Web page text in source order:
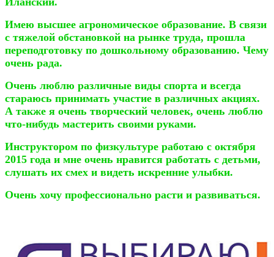
Имею высшее агрономическое образование. В связи
с тяжелой обстановкой на рынке труда, прошла
переподготовку по дошкольному образованию. Чему
очень рада.
Очень люблю различные виды спорта и всегда
стараюсь принимать участие в различных акциях.
А также я очень творческий человек, очень люблю
что-нибудь мастерить своими руками.
Инструктором по физкультуре работаю с октября
2015 года и мне очень нравится работать с детьми,
слушать их смех и видеть искренние улыбки.
Очень хочу профессионально расти и развиваться.